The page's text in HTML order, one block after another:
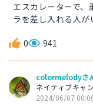
エスカレーターで、
ラを差し入れる人が
0 941
colormelodyさ
ネイティブキャ
2024/06/07